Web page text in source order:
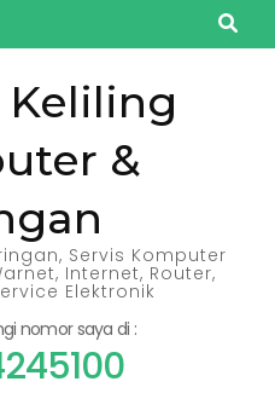
Keliling
&
Servis Komputer
Internet, Router,
Elektronik
nomor saya di :